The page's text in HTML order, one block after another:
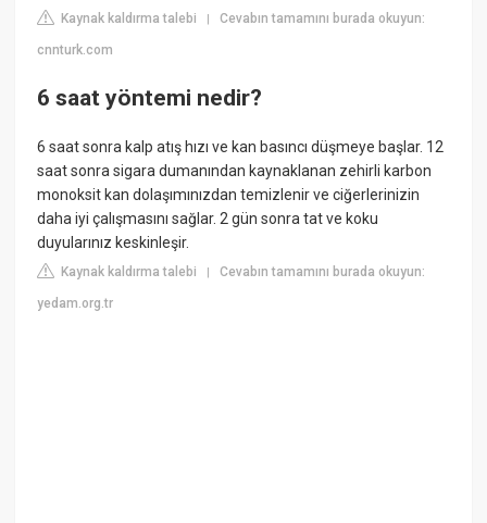
Kaynak kaldırma talebi |Cevabın tamamını burada okuyun:
cnnturk.com
6 saat yöntemi nedir?
6 saat sonra kalp atış hızı ve kan basıncı düşmeye başlar. 12
saat sonra sigara dumanından kaynaklanan zehirli karbon
monoksit kan dolaşımınızdan temizlenir ve ciğerlerinizin
daha iyi çalışmasını sağlar. 2 gün sonra tat ve koku
duyularınız keskinleşir.
Kaynak kaldırma talebi |Cevabın tamamını burada okuyun:
yedam.org.tr